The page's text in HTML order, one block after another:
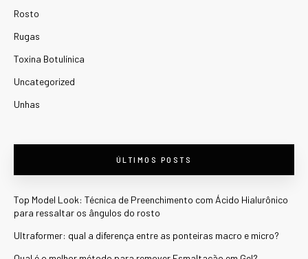
Rosto
Rugas
Toxina Botulínica
Uncategorized
Unhas
ÚLTIMOS POSTS
Top Model Look: Técnica de Preenchimento com Ácido Hialurônico
para ressaltar os ângulos do rosto
Ultraformer: qual a diferença entre as ponteiras macro e micro?